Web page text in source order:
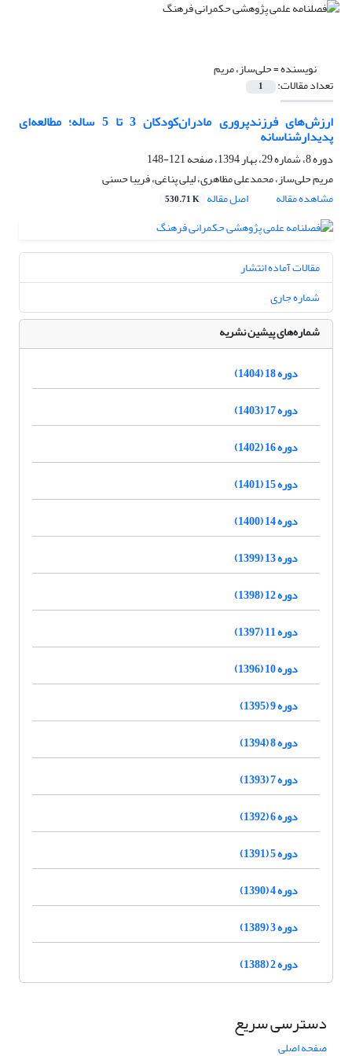
نویسنده =حلی‌ساز، مریم
تعداد مقالات: 1
ارزش‌های فرزندپروری مادران‌کودکان 3 تا 5 ساله؛ مطالعه‌ای
پدیدارشناسانه
دوره 8، شماره 29، بهار 1394، صفحه
121-148
مریم حلی‌ساز، محمدعلی مظاهری، لیلی پناغی، فریبا حسنی
مشاهده مقاله
اصل مقاله 530.71 K
مقالات آماده انتشار
شماره جاری
شماره‌های پیشین نشریه
دوره 18 (1404)
دوره 17 (1403)
دوره 16 (1402)
دوره 15 (1401)
دوره 14 (1400)
دوره 13 (1399)
دوره 12 (1398)
دوره 11 (1397)
دوره 10 (1396)
دوره 9 (1395)
دوره 8 (1394)
دوره 7 (1393)
دوره 6 (1392)
دوره 5 (1391)
دوره 4 (1390)
دوره 3 (1389)
دوره 2 (1388)
دسترسی سریع
صفحه اصلی